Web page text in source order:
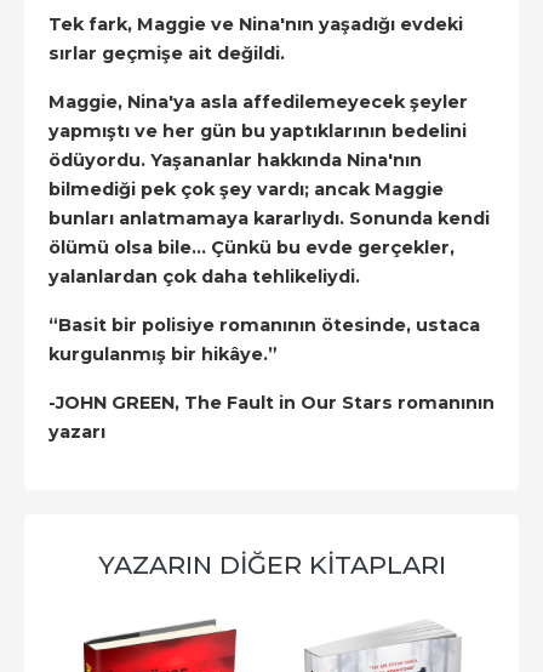
Tek fark, Maggie ve Nina'nın yaşadığı evdeki
sırlar geçmişe ait değildi.
Maggie, Nina'ya asla affedilemeyecek şeyler
yapmıştı ve her gün bu yaptıklarının bedelini
ödüyordu. Yaşananlar hakkında Nina'nın
bilmediği pek çok şey vardı; ancak Maggie
bunları anlatmamaya kararlıydı. Sonunda kendi
ölümü olsa bile… Çünkü bu evde gerçekler,
yalanlardan çok daha tehlikeliydi.
“Basit bir polisiye romanının ötesinde, ustaca
kurgulanmış bir hikâye.”
-JOHN GREEN, The Fault in Our Stars romanının
yazarı
YAZARIN DIĞER KITAPLARI